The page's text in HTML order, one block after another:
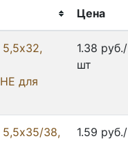
Цена
для
1.38 руб./
шт
38,
1.59 руб./